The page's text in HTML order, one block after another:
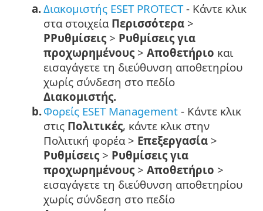
a.Διακομιστής ESET PROTECT- Κάντε κλικ
στα στοιχεία Περισσότερα >
ΡΡυθμίσεις > Ρυθμίσεις για
προχωρημένους > Αποθετήριο και
εισαγάγετε τη διεύθυνση αποθετηρίου
χωρίς σύνδεση στο πεδίο
Διακομιστής.
b.Φορείς ESET Management - Κάντε κλικ
στις Πολιτικές, κάντε κλικ στην
Πολιτική φορέα > Επεξεργασία >
Ρυθμίσεις > Ρυθμίσεις για
προχωρημένους > Αποθετήριο >
εισαγάγετε τη διεύθυνση αποθετηρίου
χωρίς σύνδεση στο πεδίο